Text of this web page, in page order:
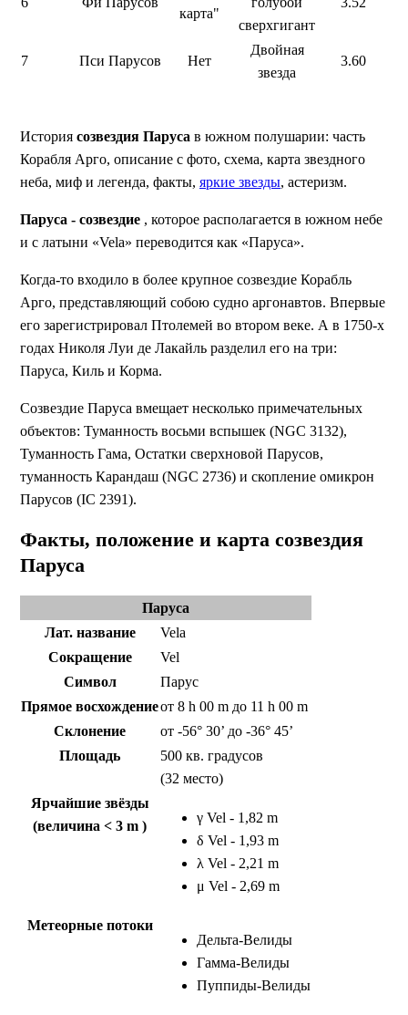
карта"
сверхгигант
7 Пси Парусов Нет
Двойная
звезда
3.60
История созвездия Паруса в южном полушарии: часть
Корабля Арго, описание с фото, схема, карта звездного
неба, миф и легенда, факты, яркие звезды, астеризм.
Паруса - созвездие , которое располагается в южном небе
и с латыни «Vela» переводится как «Паруса».
Когда-то входило в более крупное созвездие Корабль
Арго, представляющий собою судно аргонавтов. Впервые
его зарегистрировал Птолемей во втором веке. А в 1750-х
годах Николя Луи де Лакайль разделил его на три:
Паруса, Киль и Корма.
Созвездие Паруса вмещает несколько примечательных
объектов: Туманность восьми вспышек (NGC 3132),
Туманность Гама, Остатки сверхновой Парусов,
туманность Карандаш (NGC 2736) и скопление омикрон
Парусов (IC 2391).
Факты, положение и карта созвездия
Паруса
Паруса
Лат. название
Vela
Сокращение
Vel
Символ
Парус
Прямое восхождениеот 8 h 00 m до 11 h 00 m
Склонение
от -56° 30’ до -36° 45’
Площадь
500 кв. градусов
(32 место)
Ярчайшие звёзды
(величина < 3 m )
γ Vel - 1,82 m
δ Vel - 1,93 m
λ Vel - 2,21 m
μ Vel - 2,69 m
Метеорные потоки
Дельта-Велиды
Гамма-Велиды
Пуппиды-Велиды